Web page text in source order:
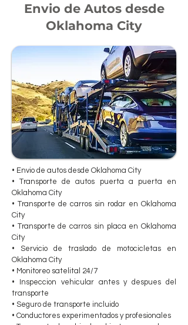
Envio de Autos desde
Oklahoma City
• Envio de autos desde Oklahoma City
• Transporte de autos puerta a puerta en
Oklahoma City
• Transporte de carros sin rodar en Oklahoma
City
• Transporte de carros sin placa en Oklahoma
City
• Servicio de traslado de motocicletas en
Oklahoma City
• Monitoreo satelital 24/7
• Inspeccion vehicular antes y despues del
transporte
• Seguro de transporte incluido
• Conductores experimentados y profesionales